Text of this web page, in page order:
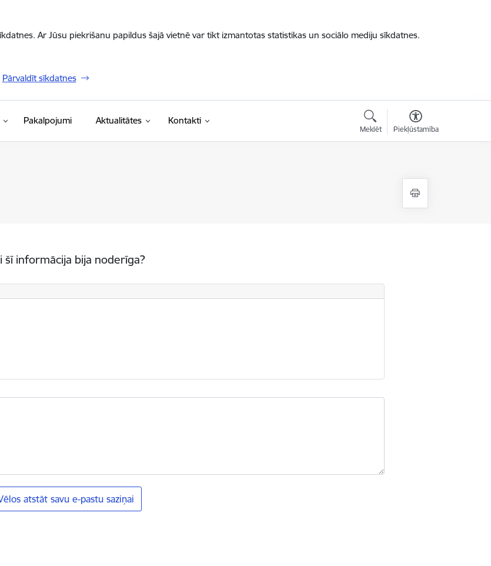
Ar Jūsu piekrišanu papildus šajā vietnē var tikt izmantotas statistikas un sociālo mediju sīkdatnes.
Pārvaldīt sīkdatnes
Pakalpojumi Aktualitātes Kontakti
Meklēt Piekļūstamība
šī informācija bija noderīga?
atstāt savu e-pastu saziņai